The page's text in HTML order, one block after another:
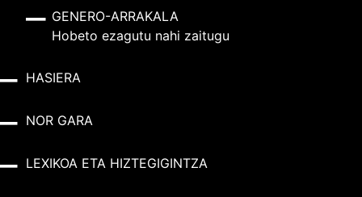
GENERO-ARRAKALA
Hobeto ezagutu nahi zaitugu
HASIERA
NOR GARA
LEXIKOA ETA HIZTEGIGINTZA